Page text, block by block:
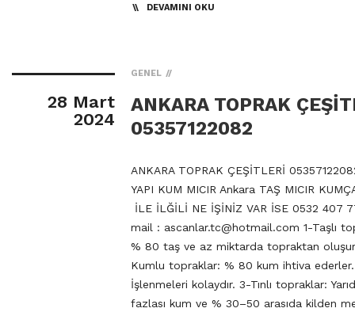
DEVAMINI OKU
28 Mart
2024
GENEL
ANKARA TOPRAK
05357122082
ANKARA TOPRAK ÇEŞİTLERİ
YAPI KUM MICIR Ankara TAŞ MICIR
İLE İLĞİLİ NE İŞİNİZ VAR İSE 0532 407
mail : ascanlar.tc@hotmail.com 1-Taşlı
% 80 taş ve az miktarda topraktan
Kumlu topraklar: % 80 kum ihtiva ederler.
İşlenmeleri kolaydır. 3-Tınlı topraklar:
fazlası kum ve % 30–50 arasıda kilden